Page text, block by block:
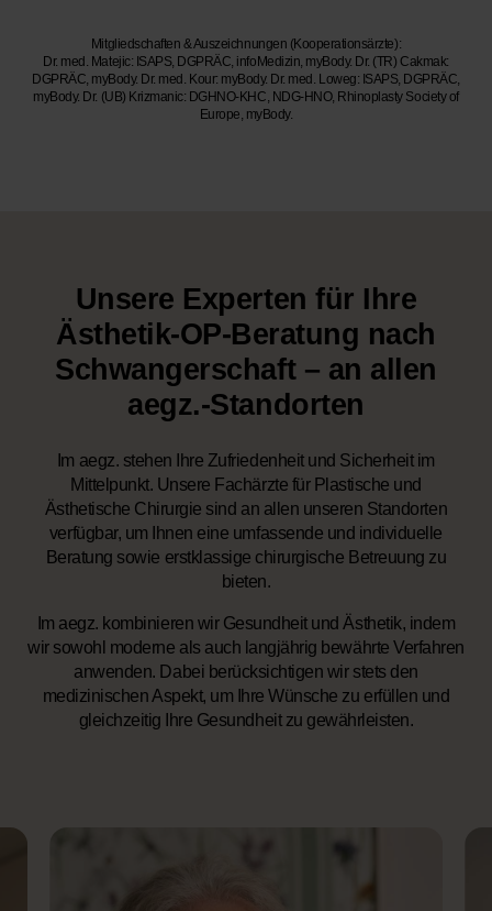
Mitgliedschaften & Auszeichnungen (Kooperationsärzte):
Dr. med. Matejic: ISAPS, DGPRÄC, infoMedizin, myBody. Dr. (TR) Cakmak:
DGPRÄC, myBody. Dr. med. Kour: myBody. Dr. med. Loweg: ISAPS, DGPRÄC,
myBody. Dr. (UB) Krizmanic: DGHNO-KHC, NDG-HNO, Rhinoplasty Society of
Europe, myBody.
Unsere Experten für Ihre
Ästhetik-OP-Beratung nach
Schwangerschaft – an allen
aegz.-Standorten
Im aegz. stehen Ihre Zufriedenheit und Sicherheit im
Mittelpunkt. Unsere Fachärzte für Plastische und
Ästhetische Chirurgie sind an allen unseren Standorten
verfügbar, um Ihnen eine umfassende und individuelle
Beratung sowie erstklassige chirurgische Betreuung zu
bieten.
Im aegz. kombinieren wir Gesundheit und Ästhetik, indem
wir sowohl moderne als auch langjährig bewährte Verfahren
anwenden. Dabei berücksichtigen wir stets den
medizinischen Aspekt, um Ihre Wünsche zu erfüllen und
gleichzeitig Ihre Gesundheit zu gewährleisten.